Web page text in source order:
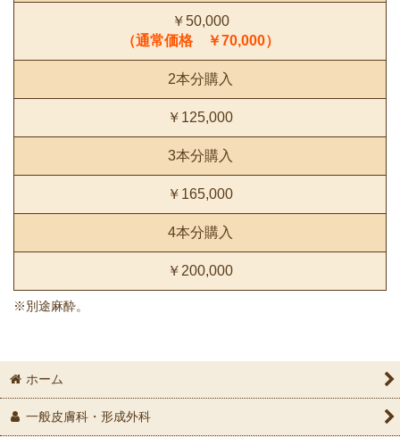
￥50,000
（通常価格 ￥70,000）
2本分購入
￥125,000
3本分購入
￥165,000
4本分購入
￥200,000
※別途麻酔。
ホーム
一般皮膚科・形成外科